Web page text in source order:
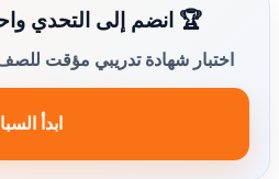
🏆 انضم إلى التحدي
اختبار شهادة تدريبي مؤقت
ابدأ